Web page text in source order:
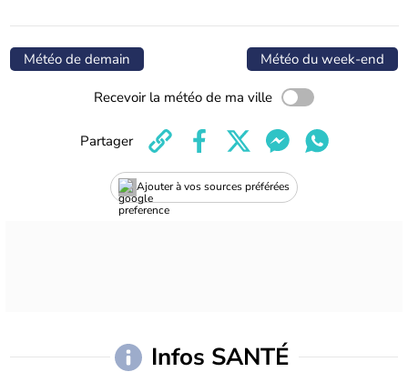
Météo de demain Météo du week-end
Recevoir la météo de ma ville
Ajouter à vos sources préférées
Partager
Infos SANTÉ